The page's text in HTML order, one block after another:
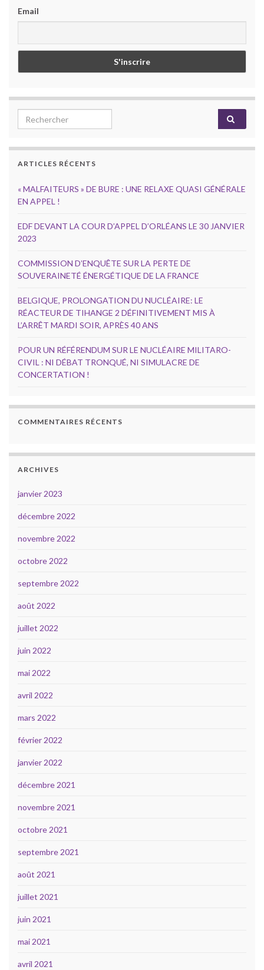
Email
Search for:
ARTICLES RÉCENTS
« MALFAITEURS » DE BURE : UNE RELAXE QUASI GÉNÉRALE
EN APPEL !
EDF DEVANT LA COUR D’APPEL D’ORLÉANS LE 30 JANVIER
2023
COMMISSION D’ENQUÊTE SUR LA PERTE DE
SOUVERAINETÉ ÉNERGÉTIQUE DE LA FRANCE
BELGIQUE, PROLONGATION DU NUCLÉAIRE: LE
RÉACTEUR DE TIHANGE 2 DÉFINITIVEMENT MIS À
L’ARRÊT MARDI SOIR, APRÈS 40 ANS
POUR UN RÉFÉRENDUM SUR LE NUCLÉAIRE MILITARO-
CIVIL : NI DÉBAT TRONQUÉ, NI SIMULACRE DE
CONCERTATION !
COMMENTAIRES RÉCENTS
ARCHIVES
janvier 2023
décembre 2022
novembre 2022
octobre 2022
septembre 2022
août 2022
juillet 2022
juin 2022
mai 2022
avril 2022
mars 2022
février 2022
janvier 2022
décembre 2021
novembre 2021
octobre 2021
septembre 2021
août 2021
juillet 2021
juin 2021
mai 2021
avril 2021